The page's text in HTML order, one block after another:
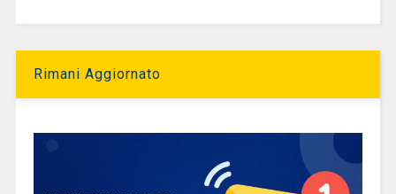
Rimani Aggiornato